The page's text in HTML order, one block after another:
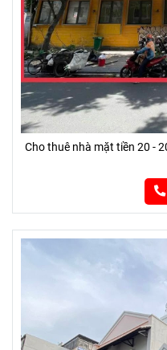
Cho thuê nhà mặt tiền 20 -